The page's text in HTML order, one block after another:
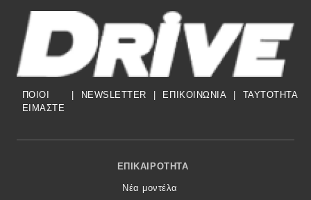
ΠΟΙΟΙ
ΕΙΜΑΣΤΕ
NEWSLETTER ΕΠΙΚΟΙΝΩΝΙΑ TAYTOTHTA
Footer Menu
ΕΠΙΚΑΙΡΌΤΗΤΑ
Νέα μοντέλα